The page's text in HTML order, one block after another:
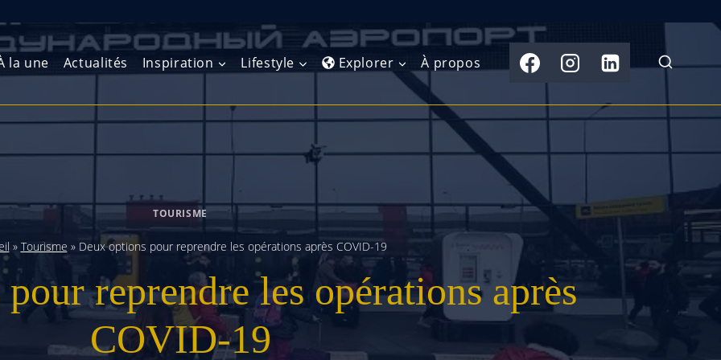
la une Actualités Inspiration Lifestyle Explorer
Europe de l’Ouest
Europe du Nord
Europe centrale
Europe de l’Est
Balkans
Amérique du Nord
Antilles et Caraïbes
Amérique du Sud
Afrique du Nord
Afrique de l’Ouest
Afrique de l’Est
Afrique australe
Moyen-Orient
Sous-continent
Asie du Sud-Est
Extrême-Orient
Australasie
Îles du Pacifique
À propos
TOURISME
» Tourisme » Deux options pour reprendre les opérations après COVID-19
reprendre les opérations après
COVID-19